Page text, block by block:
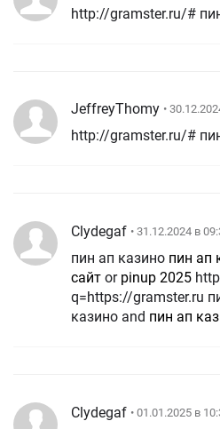
http://gramster.ru/#
JeffreyThomy •
http://gramster.ru/#
Clydegaf • 31.12.2024 в
пин ап казино пин ап
сайт or pinup 2025
q=https://gramster.ru
казино and пин ап
Clydegaf • 01.01.2025 в